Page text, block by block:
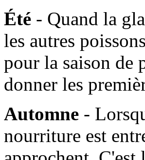
Été - Quand la
les autres
pour la saison de
donner les
Automne -
nourriture est